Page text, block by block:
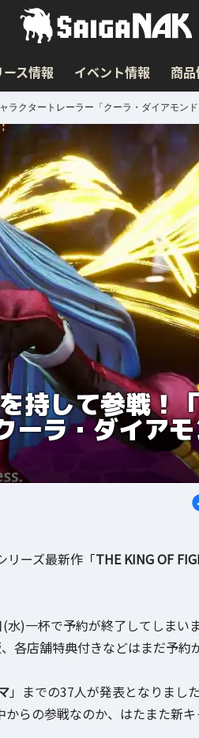
ース情報 イベント情報 商
クタートレーラー「クーラ・ダイアモンド
持して参戦！
ラ・ダイアモ
リーズ最新作「THE KING OF
)一杯で予約が終了してしまい
各店舗特典付きなどはまだ予約
」までの37人が発表となりました
らの参戦なのか、はたまた新